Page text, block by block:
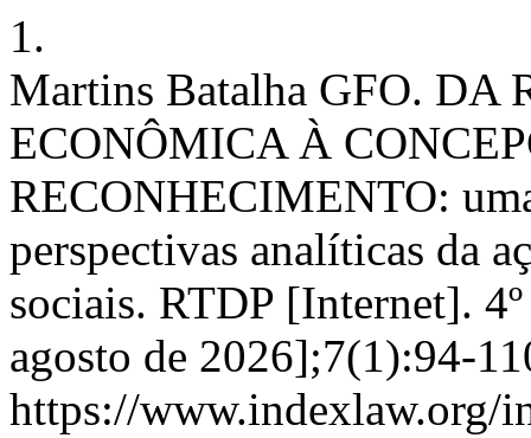
1.
Martins Batalha GFO.
ECONÔMICA À
RECONHECIMENTO:
perspectivas analíticas da
sociais. RTDP [Internet].
agosto de 2026];7(1):94-
https://www.indexlaw.org/